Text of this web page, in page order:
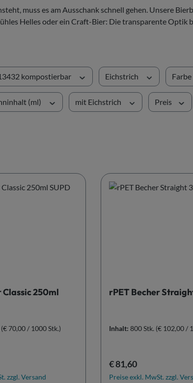
muss es am Ausschank schnell gehen. Unsere
Helles oder ein Craft-Bier: Die transparente
kompostierbar Eichstrich Farbe
(ml) mit Eichstrich Preis
Classic 250ml
(€ 70,00 / 1000 Stk.)
zzgl. Versand
rPET Becher
Inhalt: 800 Stk. (€ 102,00 /
Regulärer Preis:
€ 81,60
Preise exkl. MwSt. zzgl.